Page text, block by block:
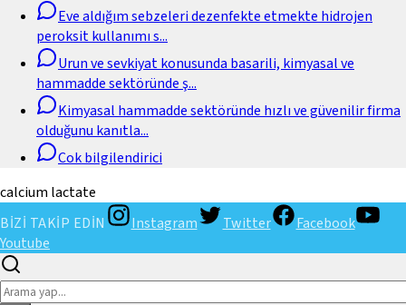
Eve aldığım sebzeleri dezenfekte etmekte hidrojen
peroksit kullanımı s...
Urun ve sevkiyat konusunda basarili, kimyasal ve
hammadde sektöründe ş...
Kimyasal hammadde sektöründe hızlı ve güvenilir firma
olduğunu kanıtla...
Cok bilgilendirici
calcium lactate
BİZİ TAKİP EDİN
Instagram Twitter
Facebook
Youtube